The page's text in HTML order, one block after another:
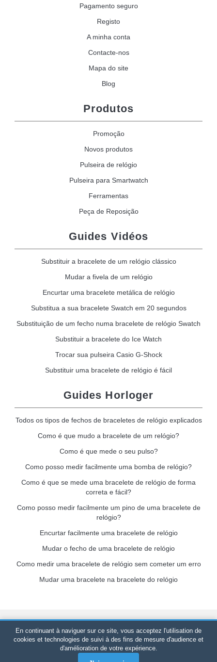
Pagamento seguro
Registo
A minha conta
Contacte-nos
Mapa do site
Blog
Produtos
Promoção
Novos produtos
Pulseira de relógio
Pulseira para Smartwatch
Ferramentas
Peça de Reposição
Guides Vidéos
Substituir a bracelete de um relógio clássico
Mudar a fivela de um relógio
Encurtar uma bracelete metálica de relógio
Substitua a sua bracelete Swatch em 20 segundos
Substituição de um fecho numa bracelete de relógio Swatch
Substituir a bracelete do Ice Watch
Trocar sua pulseira Casio G-Shock
Substituir uma bracelete de relógio é fácil
Guides Horloger
Todos os tipos de fechos de braceletes de relógio explicados
Como é que mudo a bracelete de um relógio?
Como é que mede o seu pulso?
Como posso medir facilmente uma bomba de relógio?
Como é que se mede uma bracelete de relógio de forma
correta e fácil?
Como posso medir facilmente um pino de uma bracelete de
relógio?
Encurtar facilmente uma bracelete de relógio
Mudar o fecho de uma bracelete de relógio
Como medir uma bracelete de relógio sem cometer um erro
Mudar uma bracelete na bracelete do relógio
Bracelet-de-montre.com© 2026Todos os direitos reservados
SIRET: 520 247 727 000 57 - Plataforma Jurídica: BP 20075 -
31121 PORTET PDC - França Continental-Apenas vendas
En continuant à naviguer sur ce site, vous acceptez l'utilisation de
cookies et technologies de suivi à des fins de mesure d'audience et
d'amélioration de votre expérience.